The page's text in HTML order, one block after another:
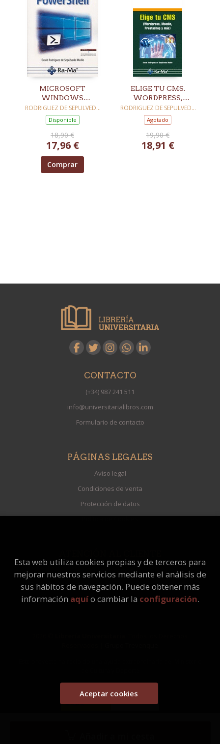
MICROSOFT
WINDOWS
POWERSHELL
RODRIGUEZ DE SEPULVEDA
MAILLO, DAVID
Disponible
18,90 €
17,96 €
Comprar
ELIGE TU CMS.
WORDPRESS,
MOODLE,
PRESTASHOP Y MÁS
RODRIGUEZ DE SEPULVEDA
MAILLO, DAVID
Agotado
19,90 €
18,91 €
CONTACTO
(+34) 987 241 511
info@universitarialibros.com
Formulario de contacto
PÁGINAS LEGALES
Aviso legal
Condiciones de venta
Protección de datos
Política de Cookies
Quiénes somos
Pedidos especiales
Esta web utiliza cookies propias y de terceros para
mejorar nuestros servicios mediante el análisis de
sus hábitos de navegación. Puede obtener más
información aquío cambiar la configuración.
Aceptar cookies